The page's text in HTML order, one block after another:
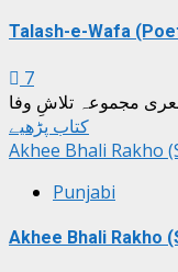
Talash-e-Wafa
7
مجموعہ تلاشِ وفا
کتاب پڑھیے
Akhee Bhali Rakho
Punjabi
Akhee Bhali Rakho